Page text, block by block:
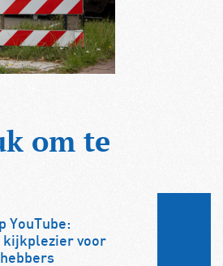
om te
YouTube:
kijkplezier voor